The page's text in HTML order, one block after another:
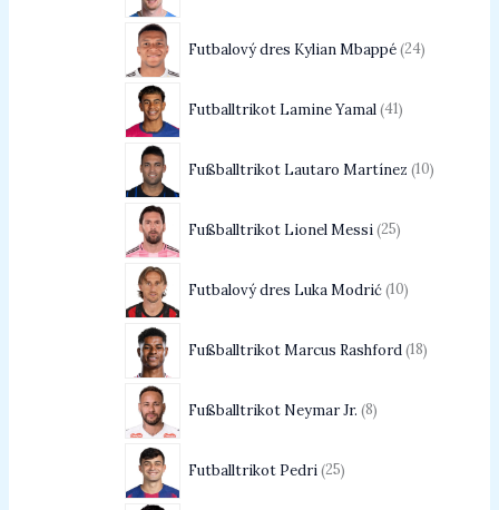
Futbalový dres Kylian Mbappé 24
Futballtrikot Lamine Yamal 41
Fußballtrikot Lautaro Martínez 10
Fußballtrikot Lionel Messi 25
Futbalový dres Luka Modrić 10
Fußballtrikot Marcus Rashford 18
Fußballtrikot Neymar Jr. 8
Futballtrikot Pedri 25